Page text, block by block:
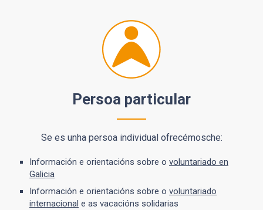
Persoa particular
Se es unha persoa individual ofrecémosche:
Información e orientacións sobre o voluntariado en
Galicia
Información e orientacións sobre o voluntariado
internacional e as vacacións solidarias